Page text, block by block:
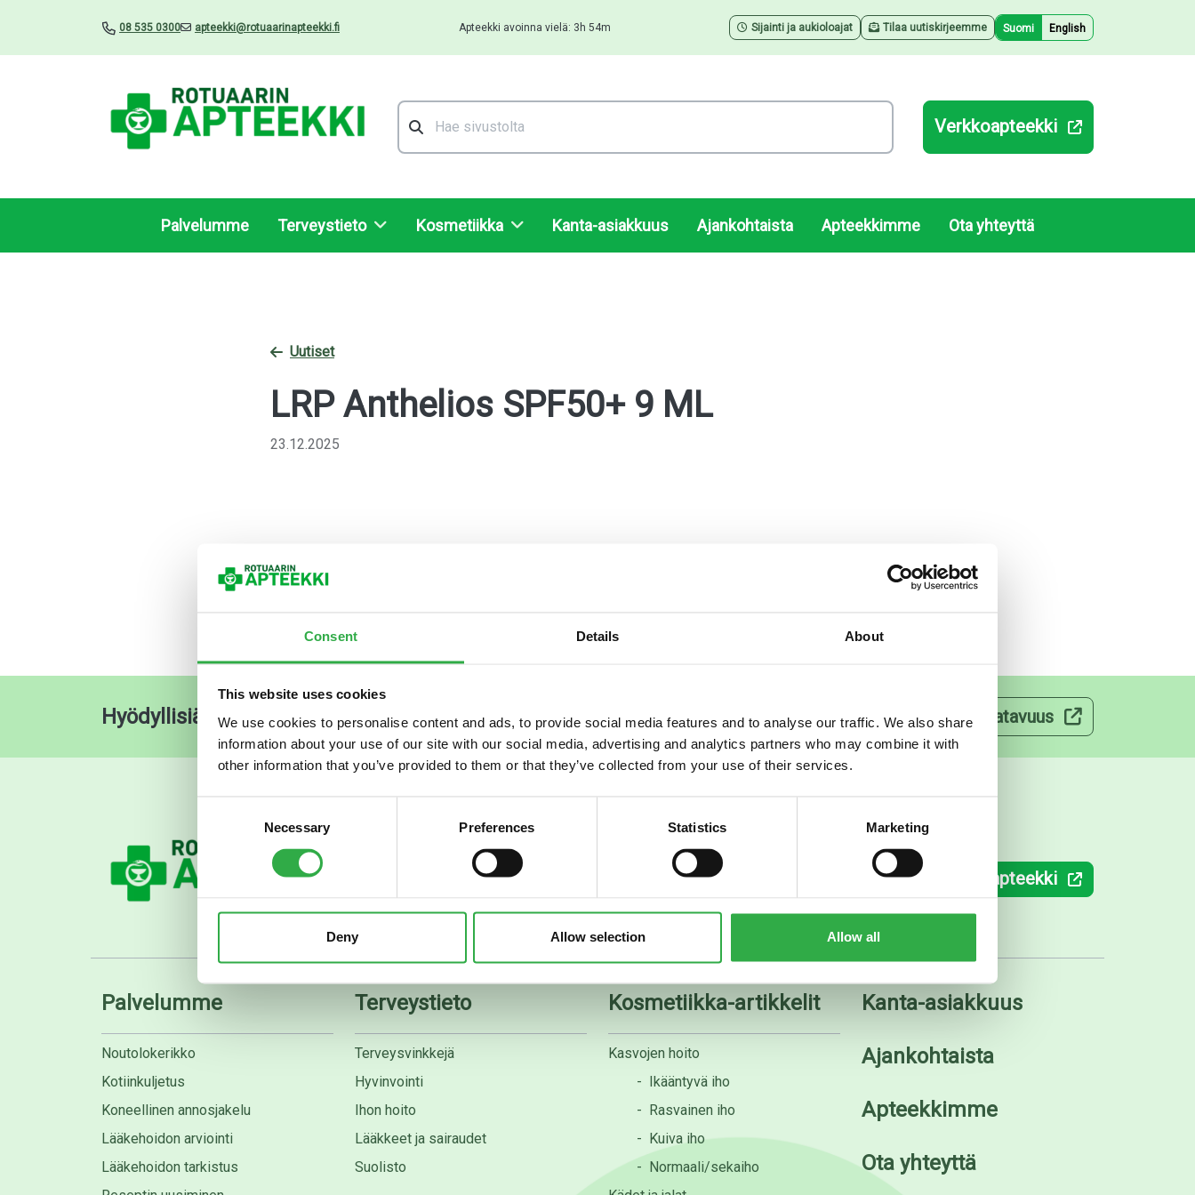
Consent Details About
This website uses cookies
We use cookies to personalise content and ads, to provide social media features and to analyse our traffic. We also share
information about your use of our site with our social media, advertising and analytics partners who may combine it with
other information that you’ve provided to them or that they’ve collected from your use of their services.
Necessary Preferences Statistics Marketing
Deny Allow selection Allow all
08 535 0300 apteekki@rotuaarinapteekki.fi Apteekki avoinna vielä: 3h 54m Sijainti ja aukioloajat Tilaa uutiskirjeemme Suomi English
Hae
Verkkoapteekki
Palvelumme Terveystieto Kosmetiikka Kanta-asiakkuus Ajankohtaista Apteekkimme Ota yhteyttä
Uutiset
LRP Anthelios SPF50+ 9 ML
23.12.2025
Hyödyllisiä pikalinkkejä OmaKanta OmaOlo Pohde digitaaliset palvelut Lääkkeiden saatavuus
08 535 0300 apteekki@rotuaarinapteekki.fi Verkkoapteekki
Palvelumme
Noutolokerikko
Kotiinkuljetus
Koneellinen annosjakelu
Lääkehoidon arviointi
Lääkehoidon tarkistus
Terveystieto
Terveysvinkkejä
Hyvinvointi
Ihon hoito
Lääkkeet ja sairaudet
Suolisto
Kosmetiikka-artikkelit
Kasvojen hoito
- Ikääntyvä iho
- Rasvainen iho
- Kuiva iho
- Normaali/sekaiho
Kanta-asiakkuus
Ajankohtaista
Apteekkimme
Ota yhteyttä